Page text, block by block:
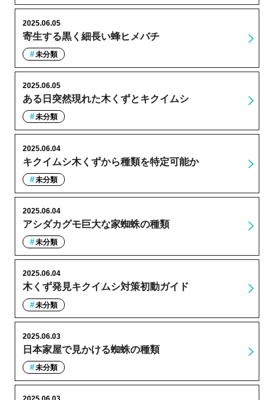
寄生する黒く細長い蜂ヒメバチ
2025.06.05
未分類
ある日突然現れた木くずとキクイムシ
2025.06.05
未分類
キクイムシ木くずから種類を特定可能か
2025.06.04
未分類
アシダカグモ巨大な家蜘蛛の種類
2025.06.04
未分類
木くず発見キクイムシ対策初動ガイド
2025.06.04
未分類
日本家屋で見かける蜘蛛の種類
2025.06.03
未分類